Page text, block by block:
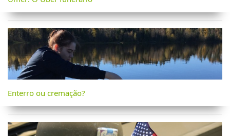
Enterro ou cremação?